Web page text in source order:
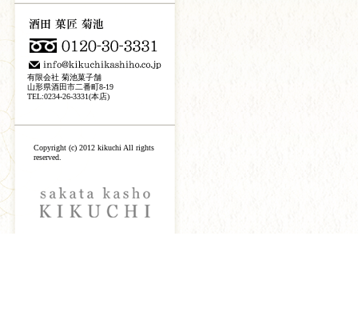
有限会社 菊池菓子舗
山形県酒田市二番町8-19
TEL:0234-26-3331(本店)
Copyright (c) 2012 kikuchi All rights
reserved.